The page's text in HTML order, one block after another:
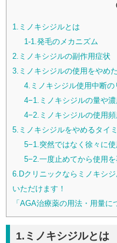
1.ミノキシジルとは
1-1.発毛のメカニズム
2.ミノキシジルの副作用症状
3.ミノキシジルの使用をやめ
4.ミノキシジル使用中断
4−1.ミノキシジルの量や
4−2.ミノキシジルの使用
5.ミノキシジルをやめるタイ
5−1.突然ではなく徐々に
5−2.一度止めてから使用
6.Dクリニックならミノキシ
いただけます！
「AGA治療薬の用法・用量に
1.ミノキシジルとは